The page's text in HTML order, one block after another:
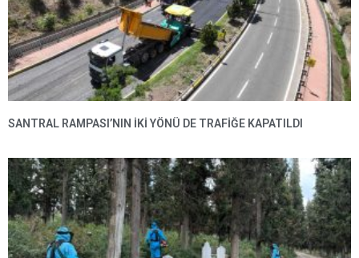
SANTRAL RAMPASI’NIN IKI YÖNÜ DE TRAFIĞE KAPATILDI